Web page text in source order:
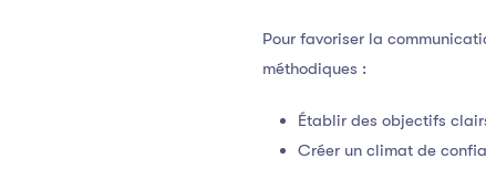
Pour favoriser la
méthodiques :
Établir des objectifs
Créer un climat de